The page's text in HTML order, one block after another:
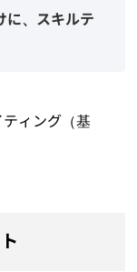
に、スキルテ
ィング（基